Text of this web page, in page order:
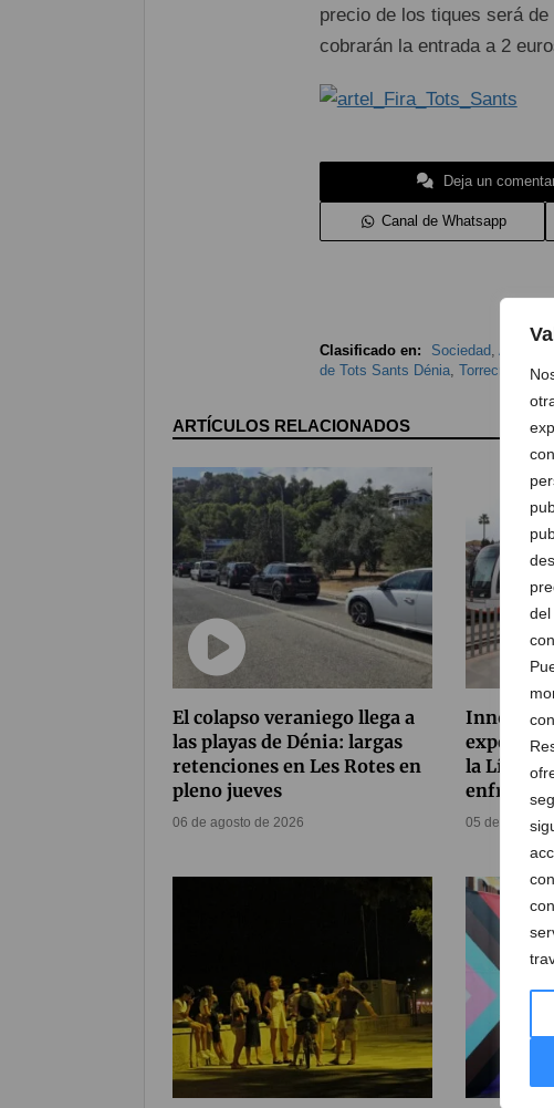
del
precio de los tiques será
cobrarán la entrada a 2
Deja un
Canal de Whatsapp
Clasificado en: Sociedad,
de Tots Sants Dénia, Torrecremada
ARTÍCULOS RELACIONADOS
El colapso veraniego llega a
las playas de Dénia: largas
retenciones en Les Rotes en
pleno jueves
06 de agosto de 2026
la Línea
enfriar
05 de agosto